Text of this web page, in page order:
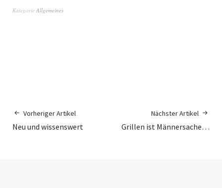
Kategorie Allgemeines
Vorheriger Artikel
Neu und wissenswert
Nächster Artikel
Grillen ist Männersache…